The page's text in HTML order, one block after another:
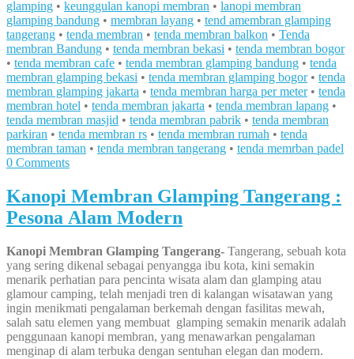
glamping • keunggulan kanopi membran • lanopi membran
glamping bandung • membran layang • tend amembran glamping
tangerang • tenda membran • tenda membran balkon • Tenda
membran Bandung • tenda membran bekasi • tenda membran bogor
• tenda membran cafe • tenda membran glamping bandung • tenda
membran glamping bekasi • tenda membran glamping bogor• tenda
membran glamping jakarta • tenda membran harga per meter• tenda
membran hotel • tenda membran jakarta • tenda membran lapang •
tenda membran masjid • tenda membran pabrik • tenda membran
parkiran • tenda membran rs • tenda membran rumah • tenda
membran taman • tenda membran tangerang • tenda memrban padel
0 Comments
Kanopi Membran Glamping Tangerang :
Pesona Alam Modern
Kanopi Membran Glamping Tangerang- Tangerang, sebuah kota
yang sering dikenal sebagai penyangga ibu kota, kini semakin
menarik perhatian para pencinta wisata alam dan glamping atau
glamour camping, telah menjadi tren di kalangan wisatawan yang
ingin menikmati pengalaman berkemah dengan fasilitas mewah,
salah satu elemen yang membuat glamping semakin menarik adalah
penggunaan kanopi membran, yang menawarkan pengalaman
menginap di alam terbuka dengan sentuhan elegan dan modern.